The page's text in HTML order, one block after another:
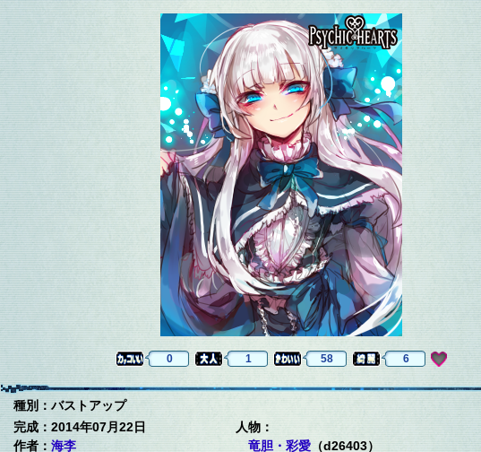
0 1 58 6
種別：バストアップ
完成：2014年07月22日
作者： 海李
人物：
竜胆・彩愛 （d26403）